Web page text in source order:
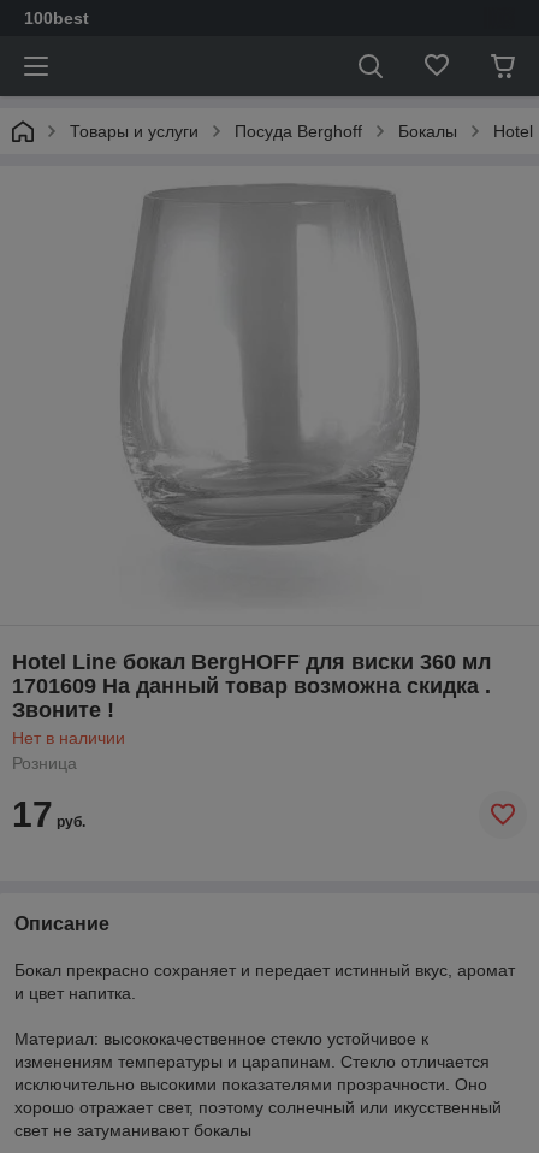
100best
Товары и услуги Посуда Berghoff Бокалы Hotel
Hotel Line бокал BergHOFF для виски 360 мл
1701609 На данный товар возможна скидка .
Звоните !
Нет в наличии
Розница
17 руб.
Описание
Бокал прекрасно сохраняет и передает истинный вкус, аромат
и цвет напитка.
Материал: высококачественное стекло устойчивое к
изменениям температуры и царапинам. Стекло отличается
исключительно высокими показателями прозрачности. Оно
хорошо отражает свет, поэтому солнечный или икусственный
свет не затуманивают бокалы